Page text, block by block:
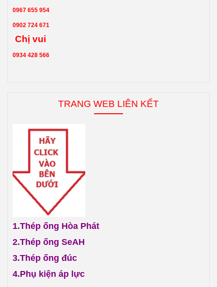
0967 655 954
0902 724 671
Chị vui
0934 428 566
TRANG WEB LIÊN KẾT
1.Thép ống Hòa Phát
2.Thép ống SeAH
3.Thép ống đúc
4.Phụ kiện áp lực